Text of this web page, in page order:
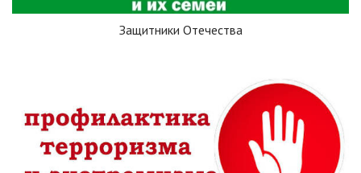
Защитники Отечества